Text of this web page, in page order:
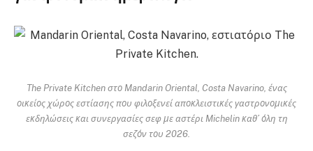
The Private Kitchen στο Mandarin Oriental, Costa Navarino, ένας
οικείος χώρος εστίασης που φιλοξενεί αποκλειστικές γαστρονομικές
εκδηλώσεις και συνεργασίες σεφ με αστέρι Michelin καθ’ όλη τη
σεζόν του 2026.